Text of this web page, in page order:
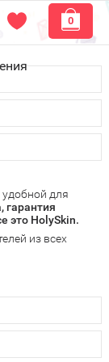
0
России или
пункте
ужена
Вашем городе
способом:
и другими
для
гарантия
это HolySkin.
из всех
по работе
о